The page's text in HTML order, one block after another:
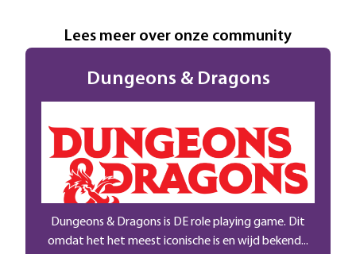
Extra informatie
Lees meer over onze community
Dungeons & Dragons
Dungeons & Dragons is DE role playing game. Dit
omdat het het meest iconische is en wijd bekend...